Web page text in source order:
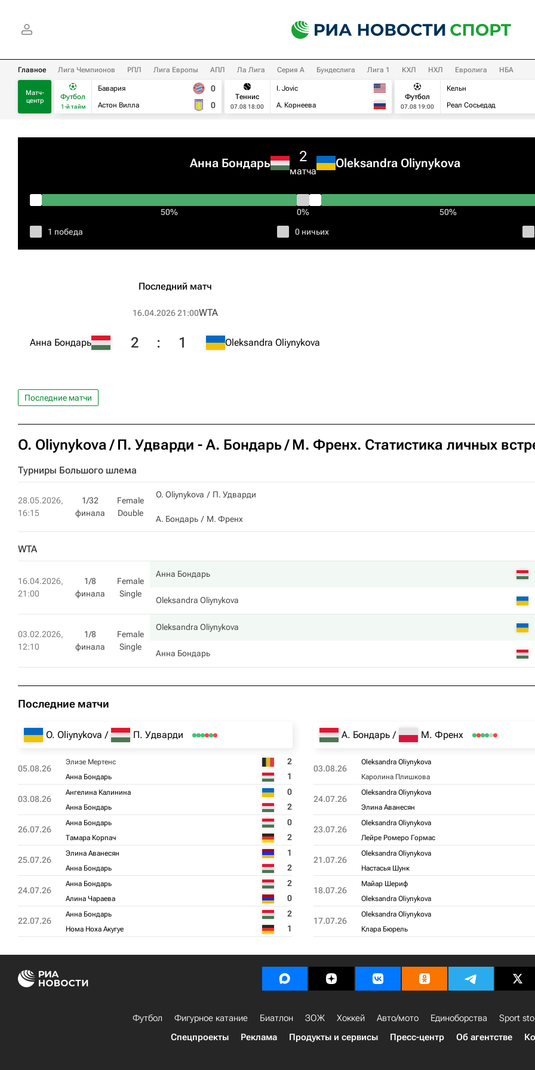
Главное Лига Чемпионов РПЛ Лига Европы АПЛ Ла Лига Серия А Бундеслига Лига 1 КХЛ НХЛ Евролига НБА
Матч-
центр
Футбол
1-й тайм
Бавария
Астон Вилла
0
0
Теннис
07.08 18:00
I. Jovic
А. Корнеева
Футбол
07.08 19:00
Кельн
Реал Сосьедад
Анна Бондарь 2
матча
Oleksandra Oliynykova
50% 0% 50%
1 победа 0 ничьих
Последний матч
16.04.2026 21:00WTA
Анна Бондарь 2 : 1 Oleksandra Oliynykova
Последние матчи
O. Oliynykova П. Удварди - А. Бондарь М. Френх. Статистика личных
Турниры Большого шлема
28.05.2026,
16:15
1/32
финала
Female
Double
O. Oliynykova П. Удварди
А. Бондарь М. Френх
WTA
16.04.2026,
21:00
1/8
финала
Female
Single
Анна Бондарь
Oleksandra Oliynykova
03.02.2026,
12:10
1/8
финала
Female
Single
Oleksandra Oliynykova
Анна Бондарь
Последние матчи
O. Oliynykova П. Удварди
05.08.26
Элизе Мертенс 2
Анна Бондарь 1
03.08.26
Ангелина Калинина 0
Анна Бондарь 2
26.07.26
Анна Бондарь 0
Тамара Корпач 2
25.07.26
Элина Аванесян 1
Анна Бондарь 2
24.07.26
Анна Бондарь 2
Алина Чараева 0
22.07.26
Анна Бондарь 2
Нома Ноха Акугуе 1
А. Бондарь М. Френх
03.08.26
Oleksandra Oliynykova
Каролина Плишкова
24.07.26
Oleksandra Oliynykova
Элина Аванесян
23.07.26
Oleksandra Oliynykova
Лейре Ромеро Гормас
21.07.26
Oleksandra Oliynykova
Настасья Шунк
18.07.26
Майар Шериф
Oleksandra Oliynykova
17.07.26
Oleksandra Oliynykova
Клара Бюрель
Футбол Фигурное катание Биатлон ЗОЖ Хоккей Авто/мото Единоборства
Sport
Спецпроекты
Реклама Продукты и сервисы Пресс-центр Об агентстве